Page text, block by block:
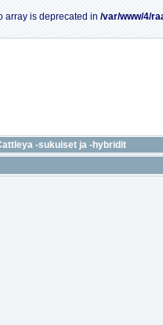
array is deprecated in /var/www/4/
-sukuiset ja -hybridit